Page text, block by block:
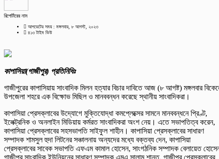
রিপোর্টারের নাম
আপডেটের সময় : মঙ্গলবার, ৮ আগস্ট, ২০২৩
৪১৩ টাইম ভিউ
কাপাসিয়া(গাজীপুর) প্রতিনিধিঃ
গাজীপুরের কাপাসিয়ায় সাংবাদিক মিলন হত্যার বিচার দাবিতে আজ (৮ আগষ্ট) মঙ্গলবার
উপজেলা শহরে এক বিক্ষোভ মিছিল ও মানববন্ধন করেছে স্থানীয় সাংবাদিকরা।
কাপাসিয়া প্রেসক্লাবের উদ্যোগে মুক্তিযোদ্ধা কমপ্লেক্সের সামনে মানববন্ধনে প্রিণ্ট,
ইলেক্ট্রনিক ও অনলাইন মিডিয়ায় কর্মরত সাংবাদিকরা অংশ নেয়। এতে সভাপতিত্ব করেন,
কাপাসিয়া প্রেসক্লাবের সহসভাপতি সাইফুল শাহীন। কাপাসিয়া প্রেসক্লাবের সাধারণ
সম্পাদক শামসুল হুদা লিটনের সঞ্চালনায় অন্যদের মধ্যে বক্তব্য দেন, কাপাসিয়া
প্রেসক্লাবের সাবেক সভাপতি এফএম কামাল হোসেন, সাংগঠনিক সম্পাদক বেলায়েত